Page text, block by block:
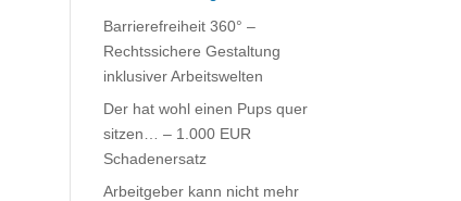
Barrierefreiheit 360° –
Rechtssichere Gestaltung
inklusiver Arbeitswelten
Der hat wohl einen Pups quer
sitzen… – 1.000 EUR
Schadenersatz
Arbeitgeber kann nicht mehr